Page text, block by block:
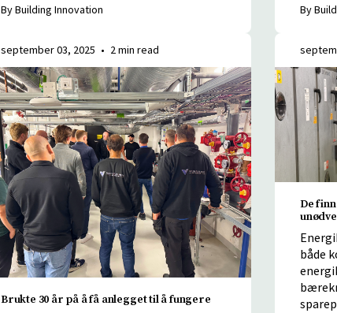
By Building Innovation By
september 03, 2025 • 2 min read
Brukte 30 år på å få anlegget til å fungere
De
både